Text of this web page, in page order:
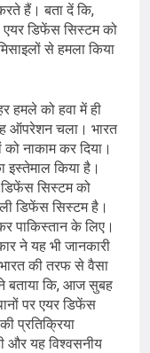
हैं। बता दें कि,
डिफेंस सिस्टम को
से हमला किया
हमले को हवा में ही
ऑपरेशन चला। भारत
नाकाम कर दिया।
इस्तेमाल किया है।
सिस्टम को
डिफेंस सिस्टम है।
पाकिस्तान के लिए।
ने यह भी जानकारी
की तरफ से वैसा
ने बताया कि, आज सुबह
पर एयर डिफेंस
प्रतिक्रिया
और यह विश्वसनीय